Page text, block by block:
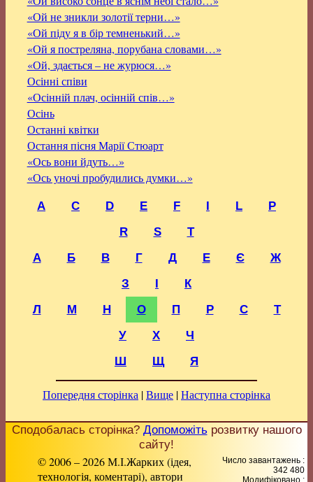
«Ой не зникли золотії терни…»
«Ой піду я в бір темненький…»
«Ой я постреляна, порубана словами…»
«Ой, здається – не журюся…»
Осінні співи
«Осінній плач, осінній спів…»
Осінь
Останні квітки
Остання пісня Марії Стюарт
«Ось вони йдуть…»
«Ось уночі пробудились думки…»
A C D E F I L
P
R
S
T
А
Б В Г Д Е Є
Ж
З
І
К
Л
М Н О П Р С
Т
У
Х
Ч
Ш
Щ Я
Попередня сторінка |Вище |Наступна сторінка
Сподобалась сторінка? Допоможітьрозвитку нашого
сайту!
© 2006 – 2026 М.І.Жарких (ідея,
технологія, коментарі), автори
Число завантажень :
342 480
Модифіковано :